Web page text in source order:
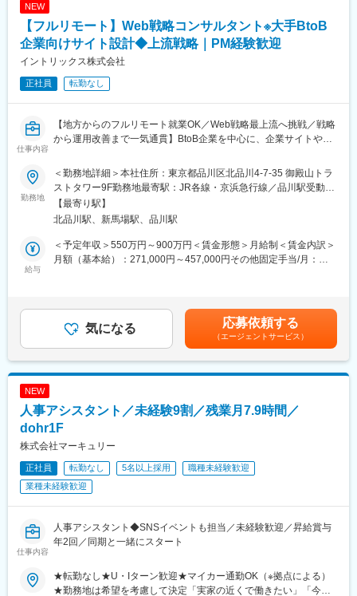
NEW
【フルリモート】Web戦略コンサルタント※大手BtoB
企業向けサイト設計◆上流戦略｜PM経験歓迎
イントリックス株式会社
正社員 転勤なし
仕事内容
【地方からのフルリモート就業OK／Web戦略最上流へ挑戦／戦略
から運用改善まで一気通貫】BtoB企業を中心に、企業サイトやデ
繋げる上流コンサルティングポジションです。
■企業概要
BtoB企業に特化したデジタルコミュニケーション支援会社です。
戦略・クリエイティブ・テクノロジーを掛け合わせ、企業サイト
構築からSEO、AIO、SNS活用、アクセス解析まで幅広く支援し
ています。
■採用背景
企業サイトに求められる役割が高度化し、グローバルサイト統合
■業務内容
BtoB企業が抱えるブランド認知向上や顧客接点強化、情報発信最
適化などの課題に対し、Webサイトを軸とした戦略立案から実行
・Web戦略立案、企画提案
・サイト構想、要件定義
・提案書、企画書作成
・プロジェクトマネジメント
・公開後の改善提案、運用支援
■組織構成
コンサルティング組織は計7名体制です。リーダー1名とメンバー
ながらプロジェクトを推進しています。
■業務の特徴
体ではなく事業戦略全体を踏まえた提案ができます。戦略立案だ
けでなく実行や改善まで携われる点が特徴です。
勤務地
＜勤務地詳細＞本社住所：東京都品川区北品川4-7-35 御殿山トラ
ストタワー9F勤務地最寄駅：JR各線・京浜急行線／品川駅受動喫
煙対策：屋内全面禁煙変更の範囲：会社の定める事業所（リモー
トワーク含む）
【最寄り駅】
北品川駅、新馬場駅、品川駅
給与
＜予定年収＞550万円～900万円＜賃金形態＞月給制＜賃金内訳＞
月額（基本給）：271,000円～457,000円その他固定手当/月：
業手当＞有＜給与補足＞・ご経験に応じて最終的な年収を決定い
たします。・その他固定手当詳細：リモート手当（一律3,000円）
賃金はあくまでも目安の金額であり、選考を通じて上下する可能
性があります。月給(月額)は固定手当を含めた表記です。
気になる 応募依頼する
（エージェントサービス）
NEW
人事アシスタント／未経験9割／残業月7.9時間／
dohr1F
株式会社マーキュリー
正社員 転勤なし 5名以上採用
職種未経験歓迎
業種未経験歓迎
仕事内容
人事アシスタント◆SNSイベントも担当／未経験歓迎／昇給賞与
年2回／同期と一緒にスタート
★転勤なし★U・Iターン歓迎★マイカー通勤OK（※拠点による）
★勤務地は希望を考慮して決定「実家の近くで働きたい」「今の